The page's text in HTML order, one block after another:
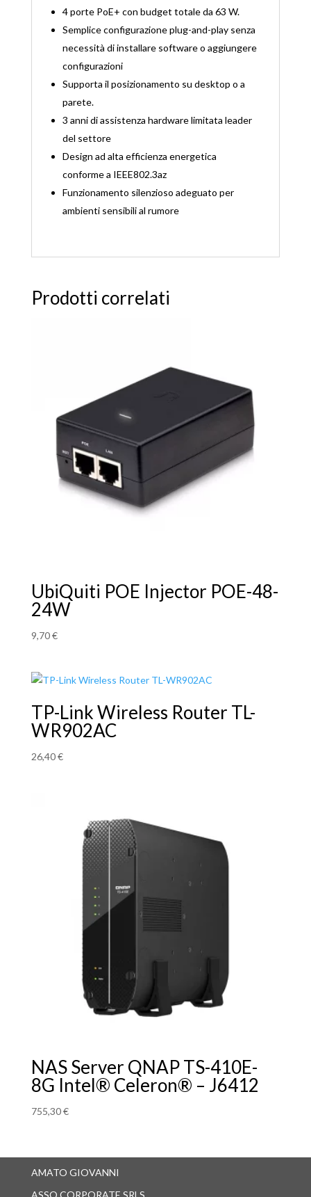
4 porte PoE+ con budget totale da 63 W.
Semplice configurazione plug-and-play senza
necessità di installare software o aggiungere
configurazioni
Supporta il posizionamento su desktop o a
parete.
3 anni di assistenza hardware limitata leader
del settore
Design ad alta efficienza energetica
conforme a IEEE802.3az
Funzionamento silenzioso adeguato per
ambienti sensibili al rumore
Prodotti correlati
UbiQuiti POE Injector POE-48-
24W
9,70€
TP-Link Wireless Router TL-
WR902AC
26,40€
NAS Server QNAP TS-410E-
8G Intel® Celeron® – J6412
755,30€
AMATO GIOVANNI
ASSO CORPORATE SRLS